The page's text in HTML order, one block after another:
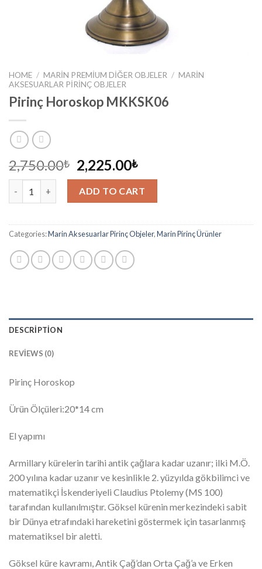
HOME / MARIN PREMIUM DIĞER OBJELER / MARIN
AKSESUARLAR PIRINÇ OBJELER
Pirinç Horoskop MKKSK06
2,750.00₺ 2,225.00₺
Pirinç Horoskop MKKSK06 quantity
ADD TO CART
Categories:Marin Aksesuarlar Pirinç Objeler,Marin Pirinç Ürünler
DESCRIPTION
REVIEWS (0)
Pirinç Horoskop
Ürün Ölçüleri:20*14 cm
El yapımı
Armillary kürelerin tarihi antik çağlara kadar uzanır; ilki M.Ö.
200 yılına kadar uzanır ve kesinlikle 2. yüzyılda gökbilimci ve
matematikçi İskenderiyeli Claudius Ptolemy (MS 100)
tarafından kullanılmıştır. Göksel kürenin merkezindeki sabit
bir Dünya etrafındaki hareketini göstermek için tasarlanmış
matematiksel bir aletti.
Göksel küre kavramı, Antik Çağ’dan Orta Çağ’a ve Erken